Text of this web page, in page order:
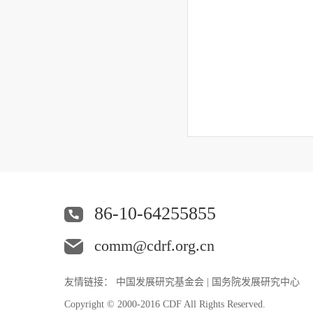
86-10-64255855
comm@cdrf.org.cn
友情链接： 中国发展研究基金会 国务院发展研究中心
Copyright © 2000-2016 CDF All Rights Reserved.